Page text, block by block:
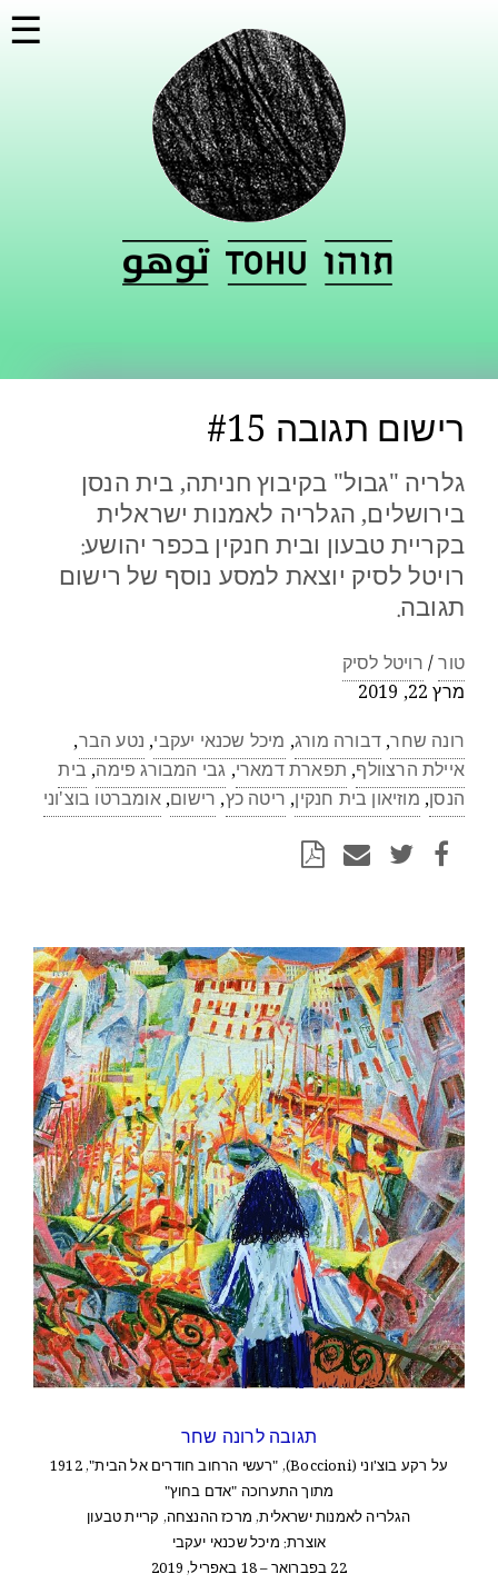
☰
רישום תגובה #15
גלריה "גבול" בקיבוץ חניתה, בית הנסן
בירושלים, הגלריה לאמנות ישראלית
בקריית טבעון ובית חנקין בכפר יהושע:
רויטל לסיק יוצאת למסע נוסף של רישום
תגובה.
טור/רויטל לסיק
מרץ 22, 2019
רונה שחר,דבורה מורג, מיכל שכנאי יעקבי,נטע הבר,
איילת הרצוולף,תפארת דמארי,גבי המבורג פימה,בית
הנסן,מוזיאון בית חנקין,ריטה כץ,רישום,אומברטו בוצ'וני
תגובה לרונה שחר
על רקע בוצ'וני (Boccioni), "רעשי הרחוב חודרים אל הבית", 1912
מתוך התערוכה "אדם בחוץ"
הגלריה לאמנות ישראלית, מרכז ההנצחה, קריית טבעון
אוצרת: מיכל שכנאי יעקבי
22 בפברואר – 18 באפריל, 2019